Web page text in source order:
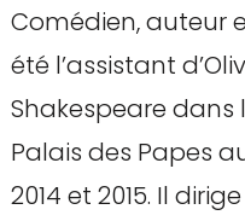
Comédien, auteur
été l’assistant
Shakespeare dans
Palais des Papes
2014 et 2015. Il